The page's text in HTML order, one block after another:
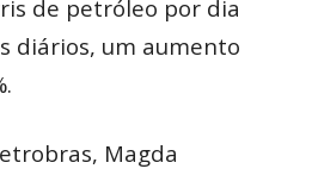
de petróleo por dia
diários, um aumento
Magda